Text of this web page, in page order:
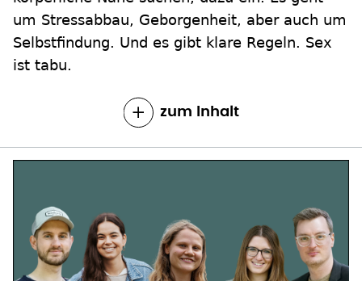
um Stressabbau, Geborgenheit, aber auch um
Selbstfindung. Und es gibt klare Regeln. Sex
ist tabu.
zum Inhalt